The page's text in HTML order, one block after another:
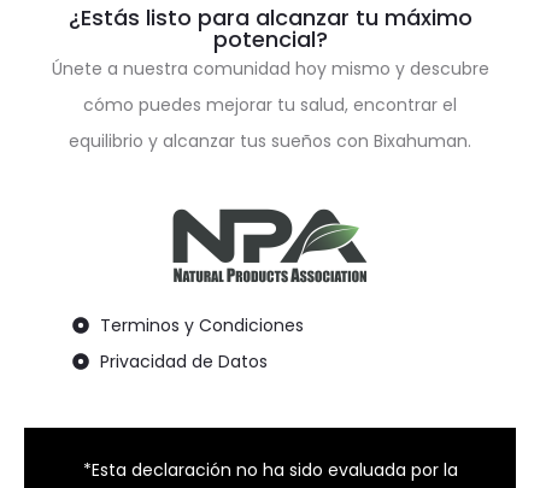
¿Estás listo para alcanzar tu máximo
potencial?
Únete a nuestra comunidad hoy mismo y descubre
cómo puedes mejorar tu salud, encontrar el
equilibrio y alcanzar tus sueños con Bixahuman.
Terminos y Condiciones
Privacidad de Datos
*Esta declaración no ha sido evaluada por la